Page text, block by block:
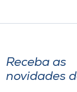
Receba as
novidades